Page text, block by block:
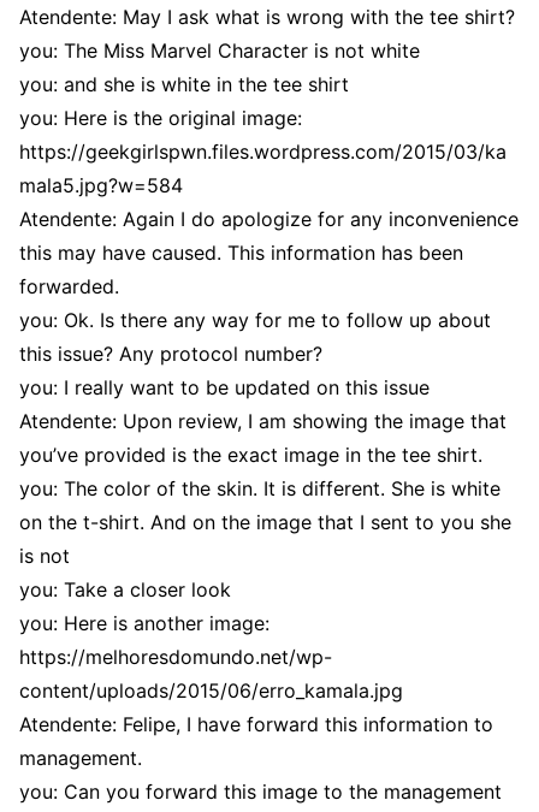
Atendente: May I ask what is wrong with the tee shirt?
you: The Miss Marvel Character is not white
you: and she is white in the tee shirt
you: Here is the original image:
https://geekgirlspwn.files.wordpress.com/2015/03/ka
mala5.jpg?w=584
Atendente: Again I do apologize for any inconvenience
this may have caused. This information has been
forwarded.
you: Ok. Is there any way for me to follow up about
this issue? Any protocol number?
you: I really want to be updated on this issue
Atendente: Upon review, I am showing the image that
you’ve provided is the exact image in the tee shirt.
you: The color of the skin. It is different. She is white
on the t-shirt. And on the image that I sent to you she
is not
you: Take a closer look
you: Here is another image:
https://melhoresdomundo.net/wp-
content/uploads/2015/06/erro_kamala.jpg
Atendente: Felipe, I have forward this information to
management.
you: Can you forward this image to the management